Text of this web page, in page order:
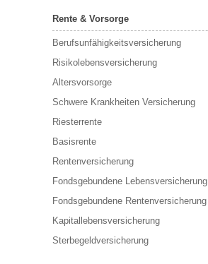
Rente & Vorsorge
Berufs­unfähigkeitsversicherung
Risikolebensversicherung
Altersvorsorge
Schwere Krankheiten Versicherung
Riesterrente
Basisrente
Rentenversicherung
Fondsgebundene Lebensversicherung
Fondsgebundene Rentenversicherung
Kapitallebensversicherung
Sterbegeldversicherung